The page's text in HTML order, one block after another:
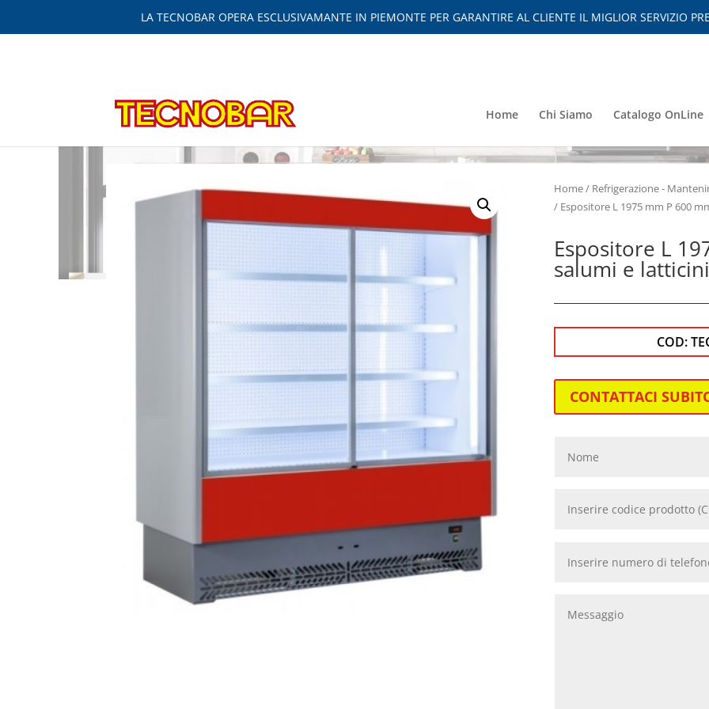
LA TECNOBAR OPERA ESCLUSIVAMANTE IN PIEMONTE PER GARANTIRE AL CLIENTE IL MIGLIOR SERVIZIO
Home Chi Siamo Catalogo OnLine
Home/ Refrigerazione -
/ Espositore L 1975 mm P 600
Espositore L
salumi e
COD:
CONTATTACI